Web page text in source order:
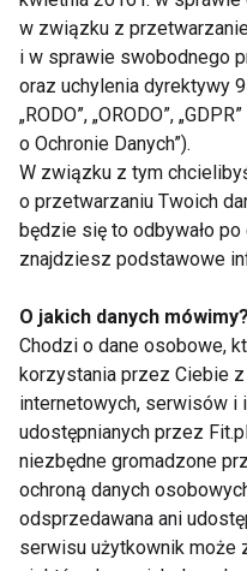
1 łyżka nasion chia
1 łyżeczka spiruliny
1 szklanka wody
Przygotowanie:
blendera, dodaj wodę
uzyskania gładkiej
superfoods dostarczy
5.Oczyszczający
Składniki:
1 kawałek arbuza,
pokrojonego
1 ogórek, obrany i
w związku z
i w sprawie swobodnego
oraz uchylenia dyrektywy
„RODO”, „ORODO”,
o Ochronie Danych”).
W związku z tym
o przetwarzaniu Twoich
będzie się to odbywało
znajdziesz podstawowe
O jakich danych mówimy?
Chodzi o dane osobowe,
korzystania przez Ciebie
internetowych, serwisów i
udostępnianych przez
niezbędne gromadzone
ochroną danych
odsprzedawana ani
serwisu użytkownik może